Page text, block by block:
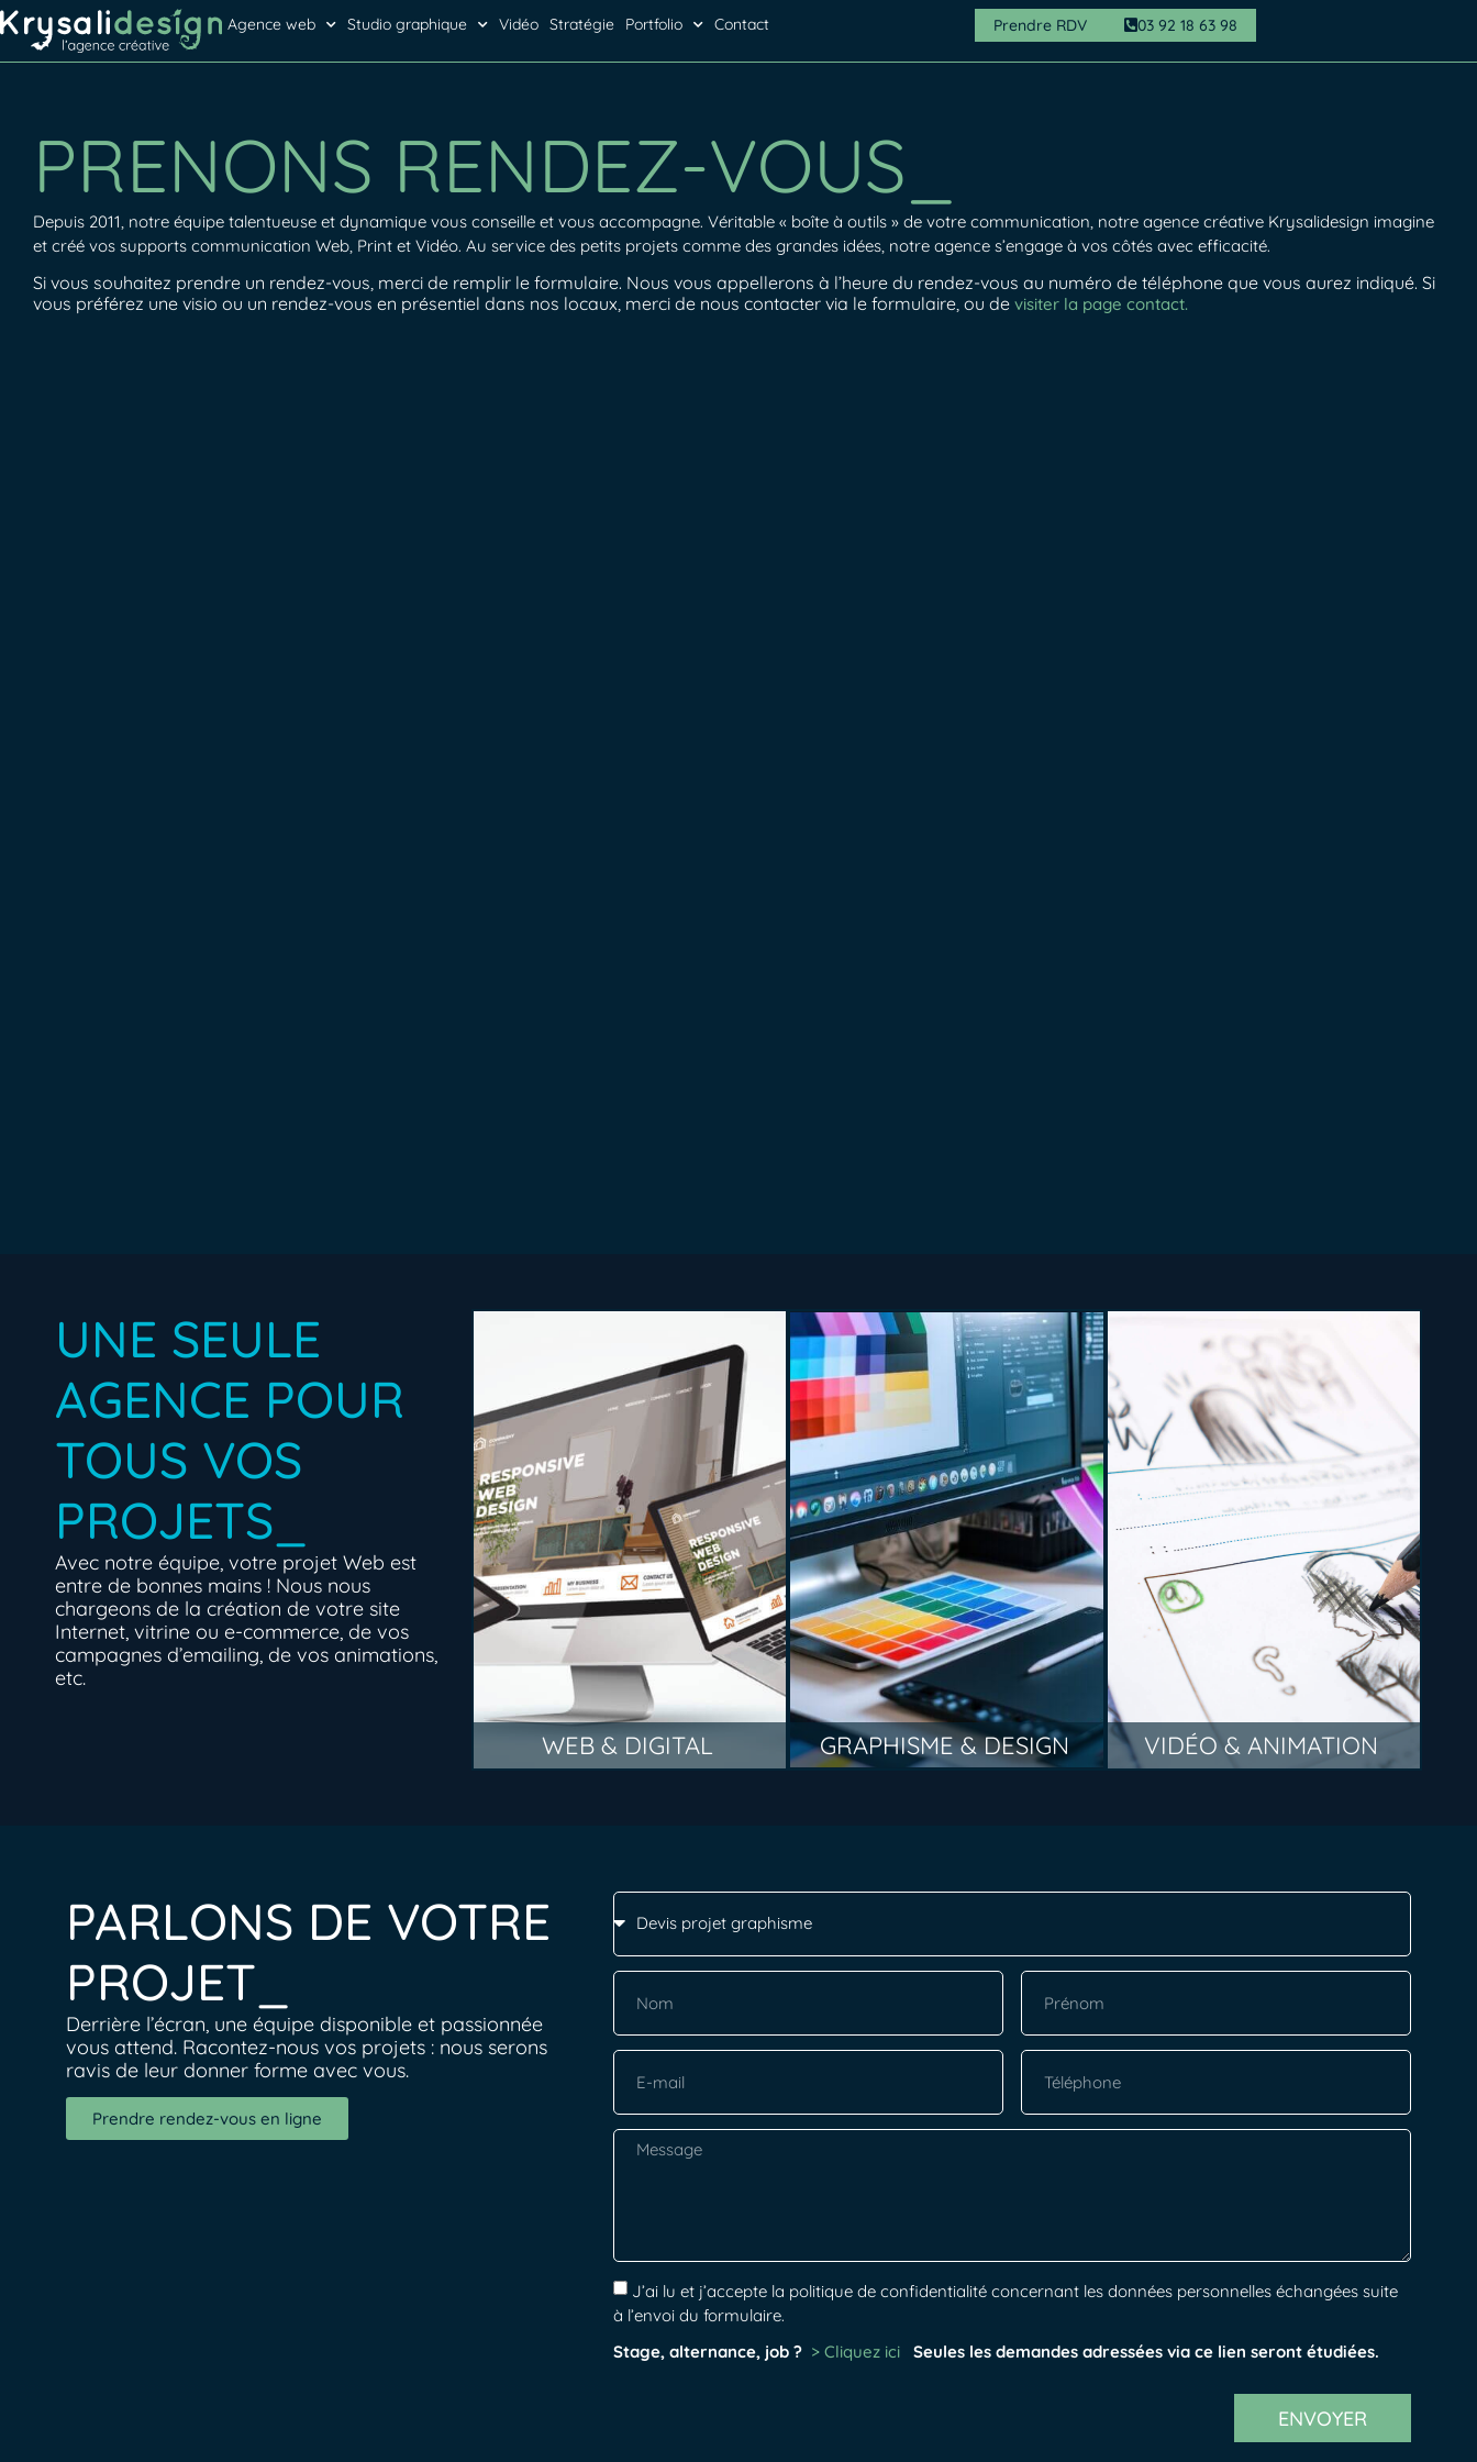
Agence web Studio graphique Vidéo Stratégie Portfolio Contact Prendre RDV 03 92 18 63 98
PRENONS RENDEZ-VOUS_
Depuis 2011, notre équipe talentueuse et dynamique vous conseille et vous accompagne. Véritable « boîte à outils » de votre communication, notre agence créative Krysalidesign imagine
et créé vos supports communication Web, Print et Vidéo. Au service des petits projets comme des grandes idées, notre agence s’engage à vos côtés avec efficacité.
Si vous souhaitez prendre un rendez-vous, merci de remplir le formulaire. Nous vous appellerons à l’heure du rendez-vous au numéro de téléphone que vous aurez indiqué. Si
vous préférez une visio ou un rendez-vous en présentiel dans nos locaux, merci de nous contacter via le formulaire, ou de visiter la page contact.
UNE SEULE
AGENCE POUR
TOUS VOS
PROJETS_
Avec notre équipe, votre projet Web est
entre de bonnes mains ! Nous nous
chargeons de la création de votre site
Internet, vitrine ou e-commerce, de vos
campagnes d’emailing, de vos animations,
etc.
WEB & DIGITAL GRAPHISME & DESIGN VIDÉO & ANIMATION
PARLONS DE VOTRE
PROJET_
Derrière l’écran, une équipe disponible et passionnée
vous attend. Racontez-nous vos projets : nous serons
ravis de leur donner forme avec vous.
Prendre rendez-vous en ligne
J’ai lu et j’accepte la politique de confidentialité concernant les données personnelles échangées suite
à l’envoi du formulaire.
Stage, alternance, job ? > Cliquez ici Seules les demandes adressées via ce lien seront étudiées.
ENVOYER